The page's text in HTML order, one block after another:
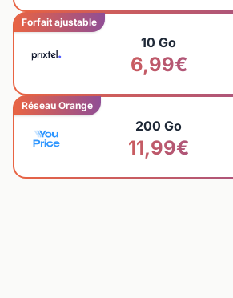
Forfait ajustable
10 Go
6,99€
Réseau Orange
200 Go
11,99€